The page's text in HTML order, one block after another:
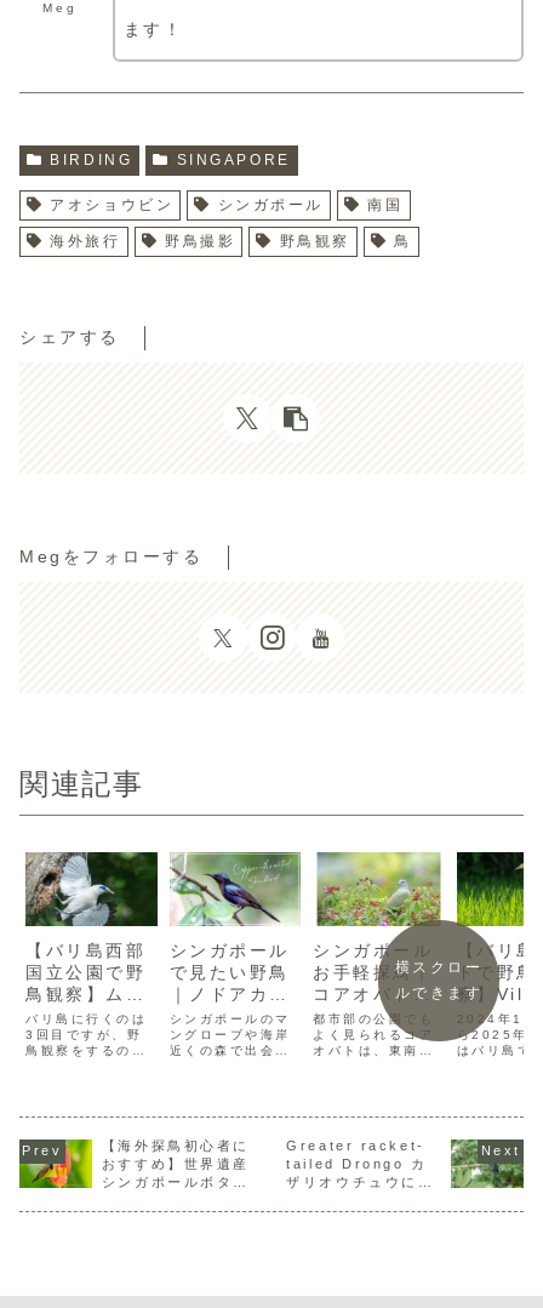
Meg
ます！
BIRDING SINGAPORE
アオショウビン シンガポール 南国
海外旅行 野鳥撮影 野鳥観察 鳥
シェアする
Megをフォローする
関連記事
【バリ島西部
国立公園で野
鳥観察】ムン
ジャンガンリ
ゾートで絶滅
危惧種のバリ
バリ島に行くのは
3回目ですが、野
鳥観察をするのは
で、2024年12月
末にThe
Menjangan
Monsoon
シンガポール
で見たい野鳥
｜ノドアカタ
イヨウチョウ
Copper-
throated
シンガポールのマ
ングローブや海岸
近くの森で出会え
Sunbird です。
光の当たり方によ
って輝く 銅色の喉
元 が特徴で、条件
シンガポール
お手軽探鳥｜
コアオバト
Pink-necked
Green
Pigeonが見
都市部の公園でも
よく見られるコア
オバトは、東南ア
見られない色鮮や
かな美しいコアオ
バトを見つけに行
きましょう。シン
【バリ
ドで野鳥
察】
Bali Hut
Farm
泊って1
2024年12
ら2025年1
はバリ島で
私もそうで
リ島は自然
く、特にウ
は、森や田
横スクロー
ルできます
【海外探鳥初心者に
おすすめ】世界遺産
シンガポールボタニ
Greater racket-
tailed Drongo カ
ザリオウチュウに会